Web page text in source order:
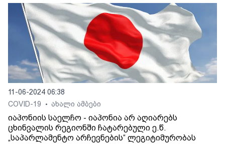
11-06-2024 06:38
COVID-19
• ახალი ამბები
იაპონიის საელჩო - იაპონია არ აღიარებს
ცხინვალის რეგიონში ჩატარებული ე.წ.
„საპარლამენტო არჩევნების“ ლეგიტიმურობას